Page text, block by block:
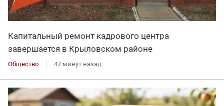
Капитальный ремонт кадрового центра
завершается в Крыловском районе
Общество 47 минут назад